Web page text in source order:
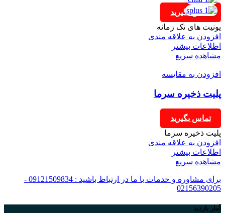
تماس بگیرید
یونیت های تک زمانه
افزودن به علاقه مندی
اطلاعات بیشتر
مشاهده سریع
افزودن به مقایسه
پلیت ذخیره سرما
تماس بگیرید
پلیت ذخیره سرما
افزودن به علاقه مندی
اطلاعات بیشتر
مشاهده سریع
برای مشاوره و خدمات با ما در ارتباط باشید : 09121509834 -
02156390205
آمار بازدید